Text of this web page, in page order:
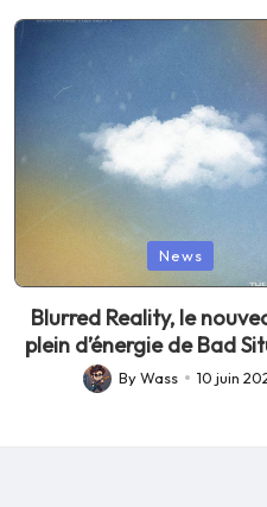
in
News
Blurred Reality, le
plein d’énergie de Bad
Posted
ByWass 10 juin